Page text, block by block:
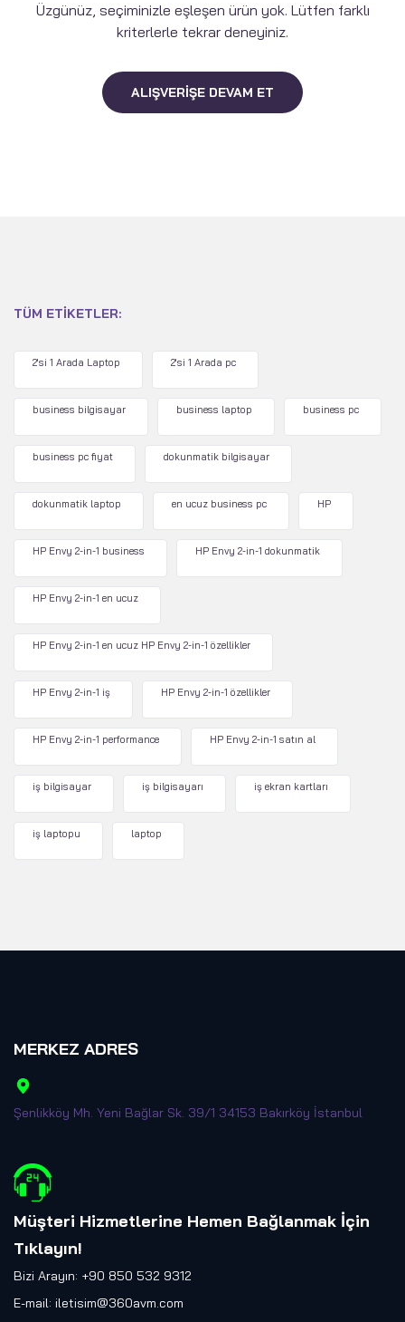
Üzgünüz, seçiminizle eşleşen ürün yok. Lütfen farklı
kriterlerle tekrar deneyiniz.
ALIŞVERIŞE DEVAM ET
TÜM ETIKETLER:
2'si 1 Arada Laptop 2'si 1 Arada pc
business bilgisayar business laptop business pc
business pc fiyat dokunmatik bilgisayar
dokunmatik laptop en ucuz business pc HP
HP Envy 2-in-1 business HP Envy 2-in-1 dokunmatik
HP Envy 2-in-1 en ucuz
HP Envy 2-in-1 en ucuz HP Envy 2-in-1 özellikler
HP Envy 2-in-1 iş HP Envy 2-in-1 özellikler
HP Envy 2-in-1 performance HP Envy 2-in-1 satın al
iş bilgisayar iş bilgisayarı iş ekran kartları
iş laptopu laptop
MERKEZ ADRES
Şenlikköy Mh. Yeni Bağlar Sk. 39/1 34153 Bakırköy İstanbul
Müşteri Hizmetlerine Hemen Bağlanmak İçin
Tıklayın!
Bizi Arayın: +90 850 532 9312
E-mail: iletisim@360avm.com